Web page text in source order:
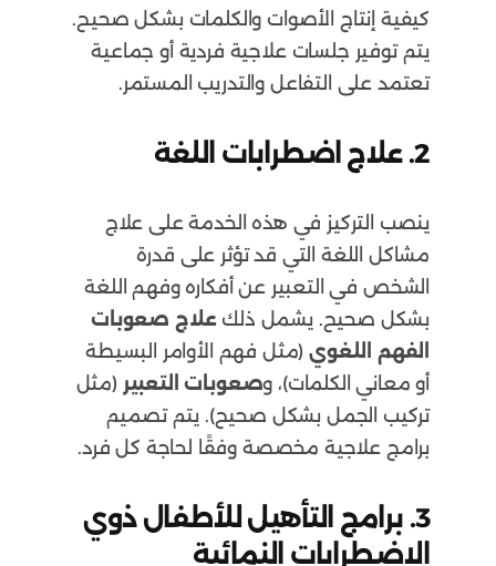
كيفية إنتاج الأصوات والكلمات بشكل صحيح.
يتم توفير جلسات علاجية فردية أو جماعية
تعتمد على التفاعل والتدريب المستمر.
2. علاج اضطرابات اللغة
ينصب التركيز في هذه الخدمة على علاج
مشاكل اللغة التي قد تؤثر على قدرة
الشخص في التعبير عن أفكاره وفهم اللغة
بشكل صحيح. يشمل ذلكعلاج صعوبات
الفهم اللغوي(مثل فهم الأوامر البسيطة
أو معاني الكلمات)، وصعوبات التعبير (مثل
تركيب الجمل بشكل صحيح). يتم تصميم
برامج علاجية مخصصة وفقًا لحاجة كل فرد.
3. برامج التأهيل للأطفال ذوي
الاضطرابات النمائية